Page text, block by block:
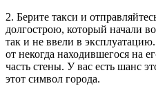
2. Берите такси и
долгострою, который начали
так и не ввели в
от некогда находившегося на
часть стены. У вас есть шанс
этот символ города.